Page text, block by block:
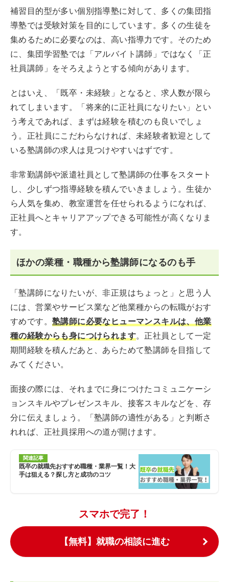
補習目的型が多い個別指導塾に対して、多くの集団指
導塾では受験対策を目的にしています。多くの生徒を
集めるために必要なのは、高い指導力です。そのため
に、集団学習塾では「アルバイト講師」ではなく「正
社員講師」をそろえようとする傾向があります。
とはいえ、「既卒・未経験」となると、求人数が限ら
れてしまいます。「将来的に正社員になりたい」とい
う考えであれば、まずは経験を積むのも良いでしょ
う。正社員にこだわらなければ、未経験者歓迎として
いる塾講師の求人は見つけやすいはずです。
非常勤講師や派遣社員として塾講師の仕事をスタート
し、少しずつ指導経験を積んでいきましょう。生徒か
ら人気を集め、教室運営を任せられるようになれば、
正社員へとキャリアアップできる可能性が高くなりま
す。
ほかの業種・職種から塾講師になるのも手
「塾講師になりたいが、非正規はちょっと」と思う人
には、営業やサービス業など他業種からの転職がおす
すめです。 塾講師に必要なヒューマンスキルは、他業
種の経験からも身につけられます。正社員として一定
期間経験を積んだあと、あらためて塾講師を目指して
みてください。
面接の際には、それまでに身につけたコミュニケーシ
ョンスキルやプレゼンスキル、接客スキルなどを、存
分に伝えましょう。「塾講師の適性がある」と判断さ
れれば、正社員採用への道が開けます。
関連記事
既卒の就職先おすすめ職種・業界一覧！大
手は狙える？探し方と成功のコツ
スマホで完了！
【無料】就職の相談に進む